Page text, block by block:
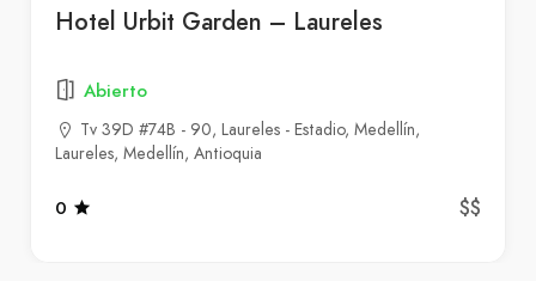
Hotel Urbit Garden – Laureles
Abierto
Tv 39D #74B - 90, Laureles - Estadio, Medellín,
Laureles, Medellín, Antioquia
0 $$